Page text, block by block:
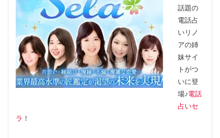
話題の
電話占
いリノ
アの姉
妹サイ
トがつ
いに登
場♪電話
占いセ
ラ ！